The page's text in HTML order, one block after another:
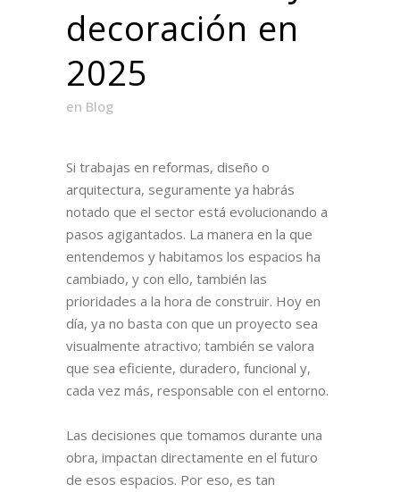
decoración en
2025
en Blog
Si trabajas en reformas, diseño o
arquitectura, seguramente ya habrás
notado que el sector está evolucionando a
pasos agigantados. La manera en la que
entendemos y habitamos los espacios ha
cambiado, y con ello, también las
prioridades a la hora de construir. Hoy en
día, ya no basta con que un proyecto sea
visualmente atractivo; también se valora
que sea eficiente, duradero, funcional y,
cada vez más, responsable con el entorno.
Las decisiones que tomamos durante una
obra, impactan directamente en el futuro
de esos espacios. Por eso, es tan